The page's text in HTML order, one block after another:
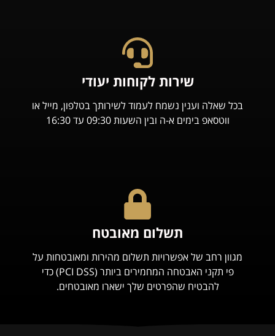
שירות לקוחות יעודי
בכל שאלה וענין נשמח לעמוד לשירותך בטלפון, מייל או
ווטסאפ בימים א-ה ובין השעות 09:30 עד 16:30
תשלום מאובטח
מגוון רחב של אפשרויות תשלום מהירות ומאובטחות על
פי תקני האבטחה המחמירים ביותר (PCI DSS) כדי
להבטיח שהפרטים שלך ישארו מאובטחים.